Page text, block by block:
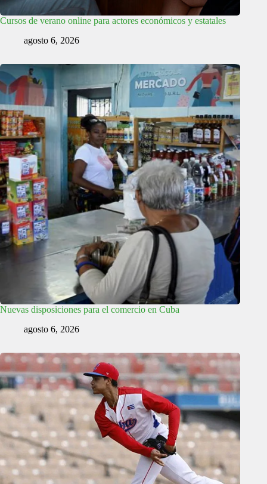
Cursos de verano online para actores económicos y estatales
agosto 6, 2026
Nuevas disposiciones para el comercio en Cuba
agosto 6, 2026